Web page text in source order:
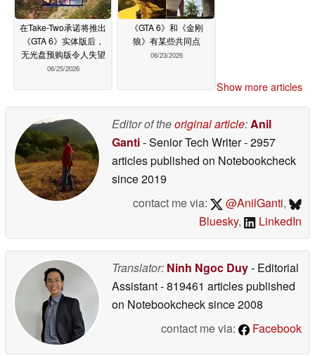
在Take-Two承诺将推出
《GTA 6》实体版后，
无光盘预购版令人失望
06/25/2026
《GTA 6》和《金刚
狼》有某些共同点
06/23/2026
Show more articles
Editor of theoriginal article:Anil
Ganti- Senior Tech Writer- 2957
articles published on Notebookcheck
since 2019
contact me via:
@AnilGanti,
Bluesky, LinkedIn
Translator: Ninh Ngoc Duy- Editorial
Assistant- 819461 articles published
on Notebookchecksince 2008
contact me via:
Facebook